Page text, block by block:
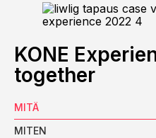
KONE
together
MITÄ
MITEN